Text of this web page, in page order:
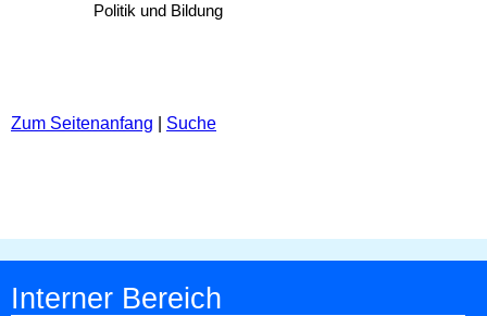
Politik und Bildung
Zum Seitenanfang Suche
Interner Bereich